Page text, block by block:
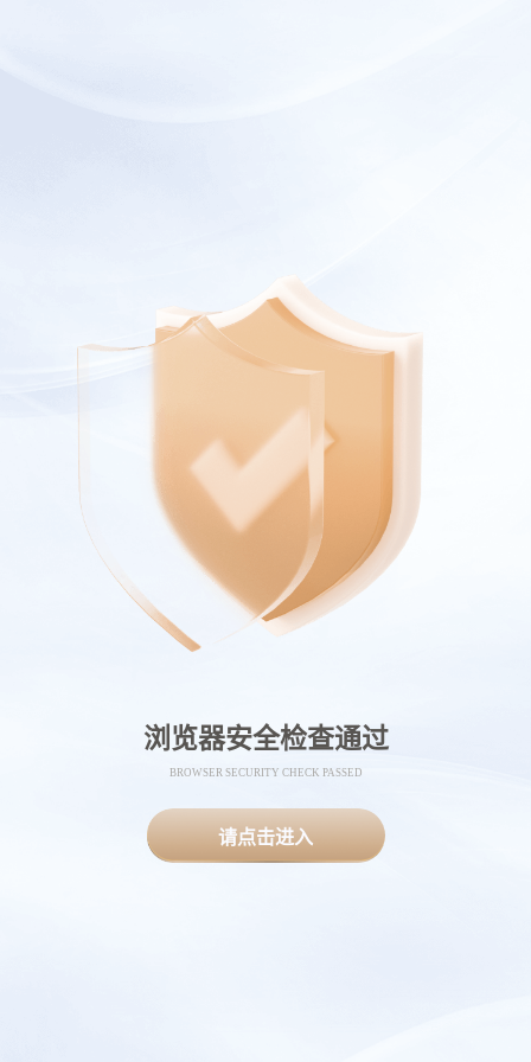
浏览器安全检查通过
BROWSER SECURITY CHECK PASSED
请点击进入